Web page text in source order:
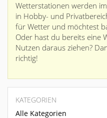
Wetterstationen werden
in Hobby- und
für Wetter und möchtest
Oder hast du bereits eine
Nutzen daraus ziehen?
richtig!
KATEGORIEN
Alle Kategorien